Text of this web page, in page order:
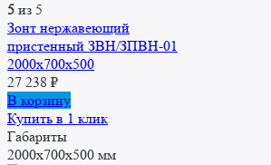
5 из 5
Зонт нержавеющий
пристенный ЗВН/ЗПВН-01
2000х700х500
27 238 ₽
В корзину
Купить в 1 клик
Габариты
2000x700x500 мм